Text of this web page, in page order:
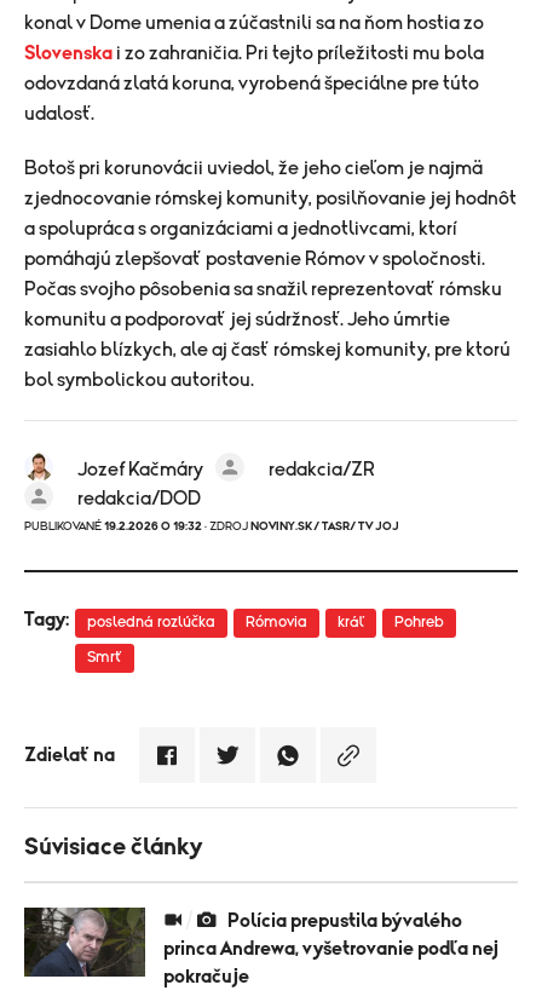
konal v Dome umenia a zúčastnili sa na ňom hostia zo
Slovenska i zo zahraničia. Pri tejto príležitosti mu bola
odovzdaná zlatá koruna, vyrobená špeciálne pre túto
udalosť.
Botoš pri korunovácii uviedol, že jeho cieľom je najmä
zjednocovanie rómskej komunity, posilňovanie jej hodnôt
a spolupráca s organizáciami a jednotlivcami, ktorí
pomáhajú zlepšovať postavenie Rómov v spoločnosti.
Počas svojho pôsobenia sa snažil reprezentovať rómsku
komunitu a podporovať jej súdržnosť. Jeho úmrtie
zasiahlo blízkych, ale aj časť rómskej komunity, pre ktorú
bol symbolickou autoritou.
Jozef Kačmáry
redakcia/ZR
redakcia/DOD
PUBLIKOVANÉ 19.2.2026 O 19:32 · ZDROJ NOVINY.SK/ TASR/ TV JOJ
Tagy: posledná rozlúčka Rómovia kráľ Pohreb
Smrť
Zdielať na
Súvisiace články
princa Andrewa, vyšetrovanie podľa nej
pokračuje